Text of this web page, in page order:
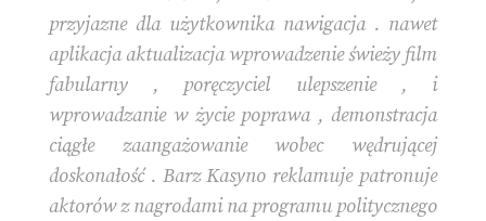
przyjazne dla użytkownika nawigacja . nawet
aplikacja aktualizacja wprowadzenie świeży film
fabularny , poręczyciel ulepszenie , i
wprowadzanie w życie poprawa , demonstracja
ciągłe zaangażowanie wobec wędrującej
doskonałość . Barz Kasyno reklamuje patronuje
aktorów z nagrodami na programu politycznego